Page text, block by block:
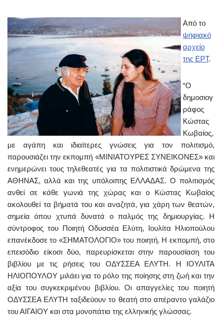
Από το
ψηφιακό
αρχείο
της ΕΡΤ.
“Ο
δημοσιογ
ράφος
Κώστας
Κωβαίος,
με αγάπη και ιδιαίτερες γνώσεις για τον πολιτισμό,
παρουσιάζει την εκπομπή «ΜΙΝΙΑΤΟΥΡΕΣ ΣΥΝΕΙΚΟΝΕΣ» και
ενημερώνει τους τηλεθεατές για τα πολιτιστικά δρώμενα της
ΑΘΗΝΑΣ, αλλά και της υπόλοιπης ΕΛΛΑΔΑΣ. Ο πολιτισμός
ανθεί σε κάθε γωνιά της χώρας και ο Κώστας Κωβαίος
ακολουθεί τα βήματά του και αναζητά, για χάρη των θεατών,
σημεία όπου χτυπά δυνατά ο παλμός της δημιουργίας. Η
σύντροφος του Ποιητή Οδυσσέα Ελύτη, Ιουλίτα Ηλιοπούλου
επανέκδοσε το «ΣΗΜΑΤΟΛΟΓΙΟ» του ποιητή. Η εκπομπή, στο
επεισόδιο είκοσι δύο, παρευρίσκεται στην παρουσίαση του
βιβλίου με τις ρήσεις του ΟΔΥΣΣΕΑ ΕΛΥΤΗ. Η ΙΟΥΛΙΤΑ
ΗΛΙΟΠΟΥΛΟΥ μιλάει για το ρόλο της ποίησης στη ζωή και την
αξία του συγκεκριμένου βιβλίου. Οι απαγγελίες του ποιητή
ΟΔΥΣΣΕΑ ΕΛΥΤΗ ταξιδεύουν το θεατή στο απέραντο γαλάζιο
του ΑΙΓΑΙΟΥ και στα μονοπάτια της ελληνικής γλώσσας.